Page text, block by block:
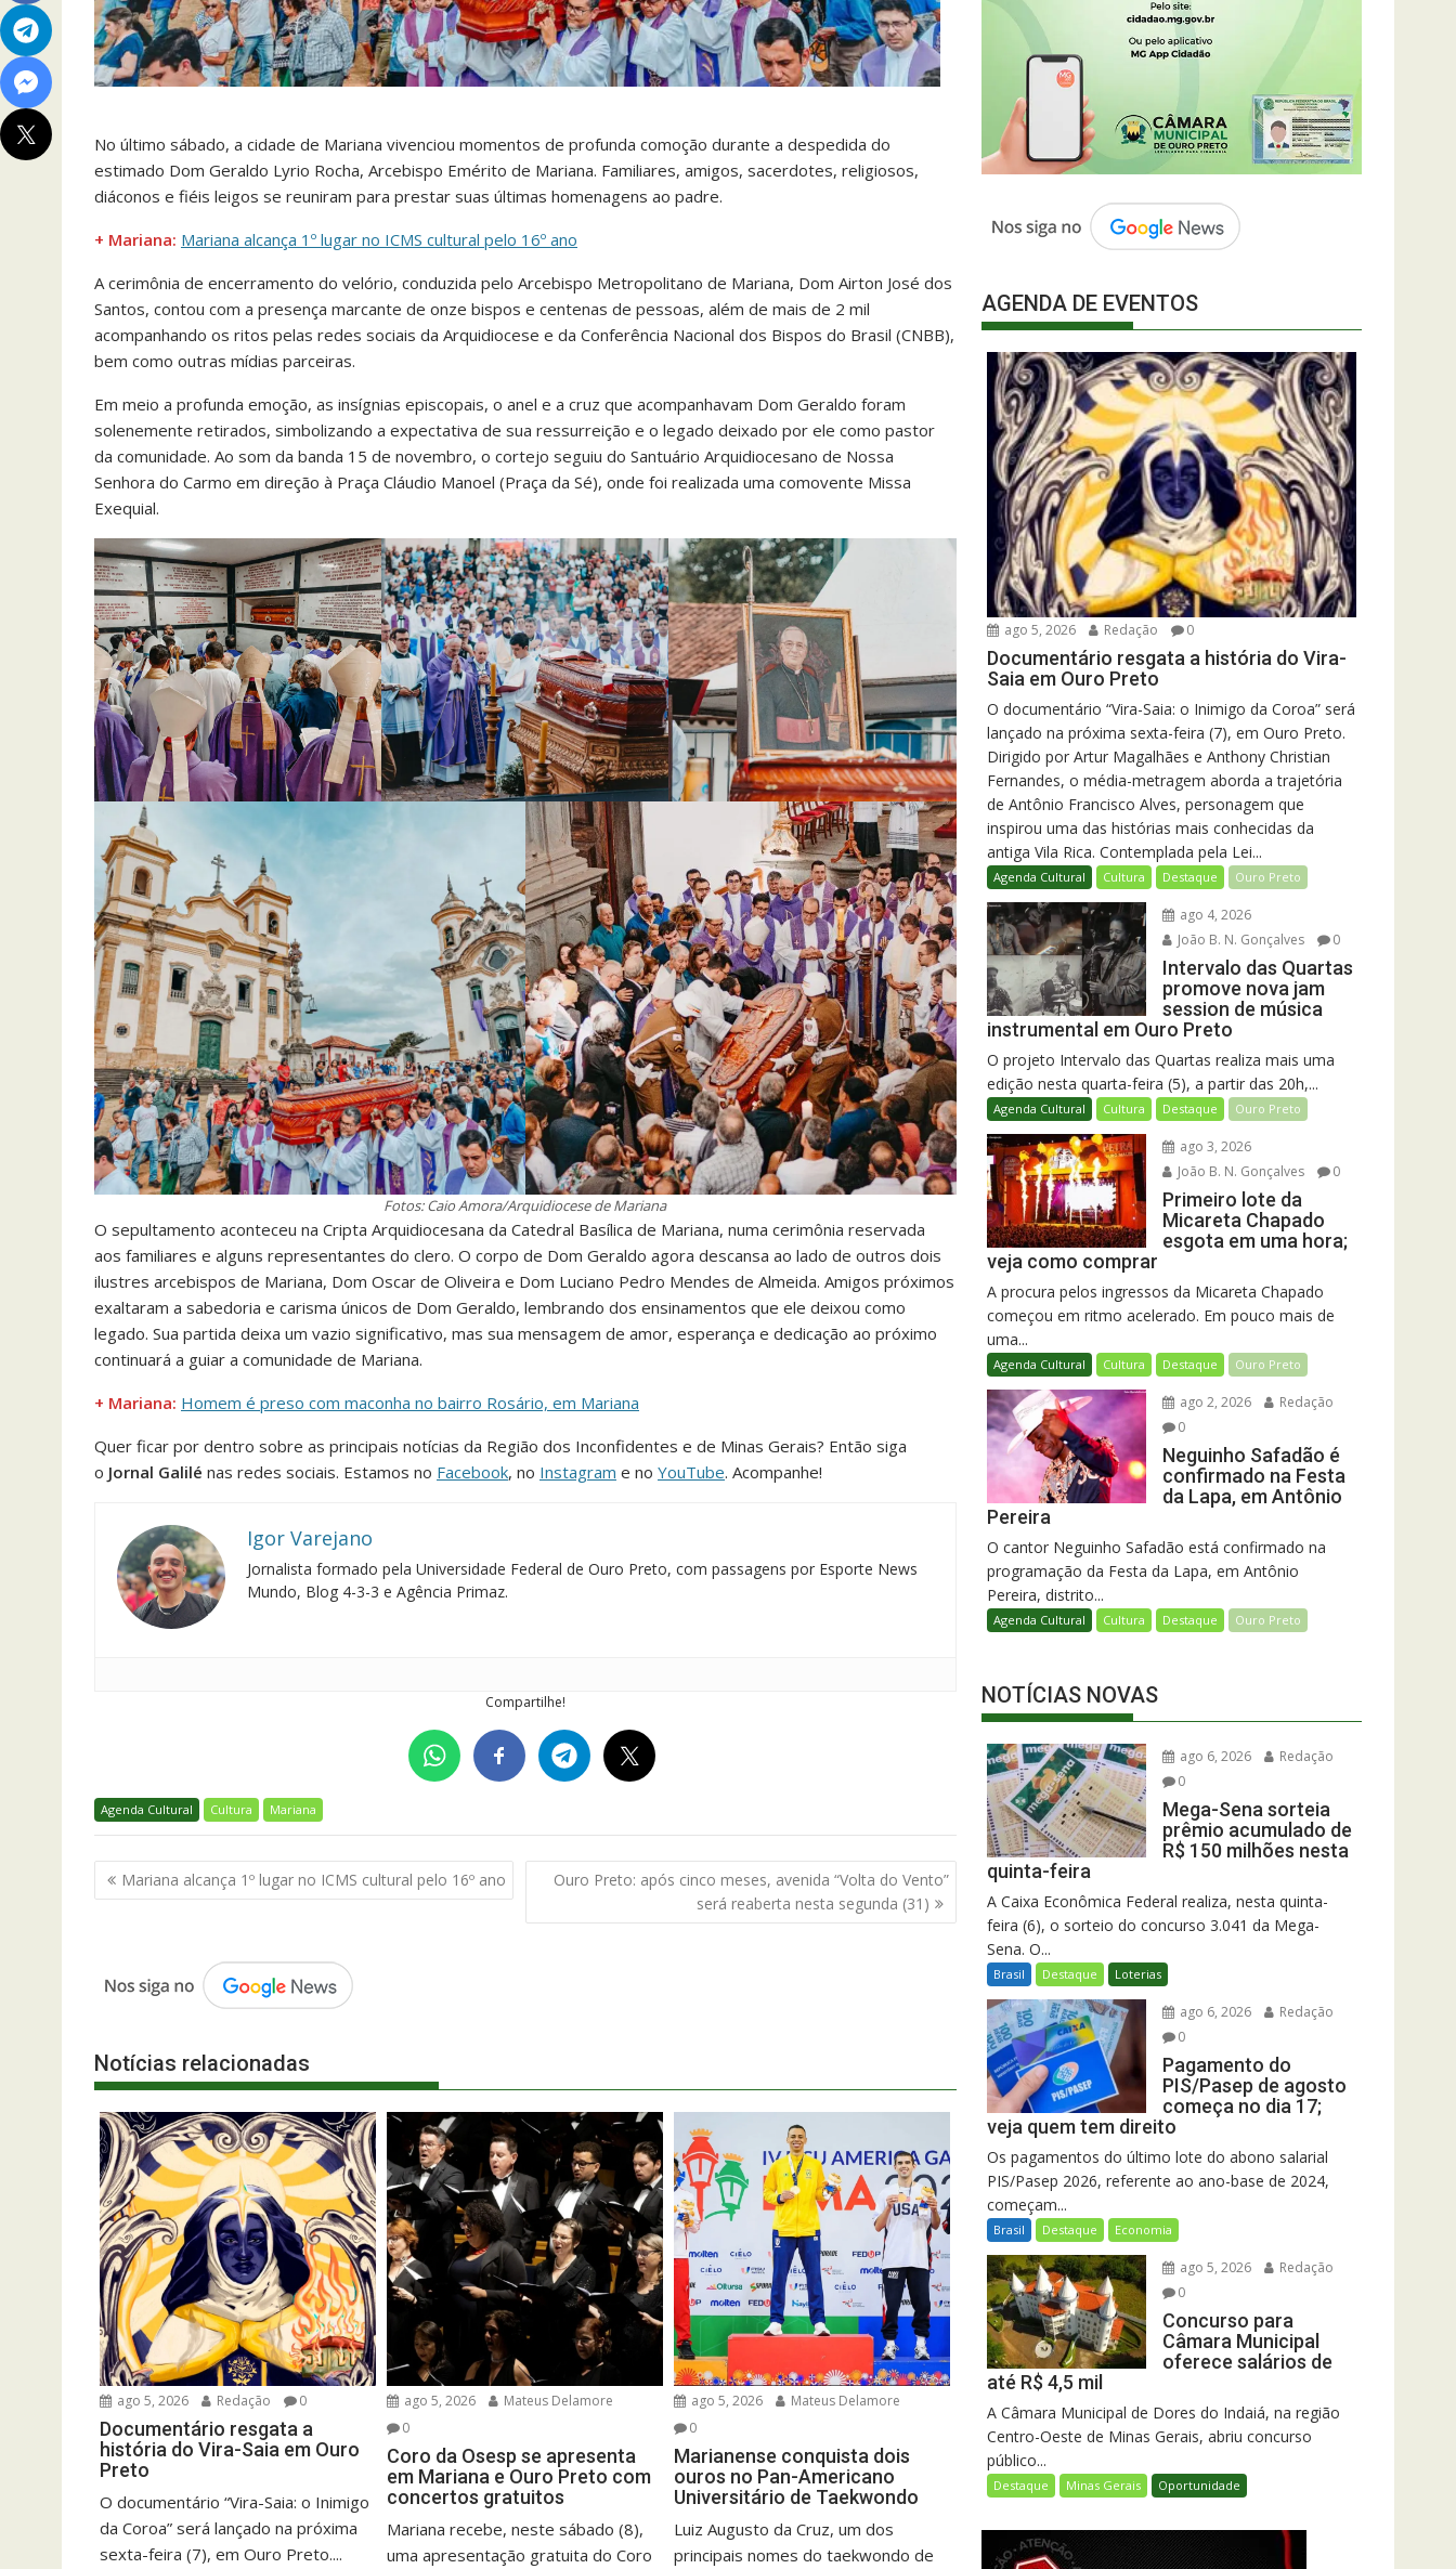
No último sábado, a cidade de Mariana vivenciou momentos de profunda comoção durante a despedida do
estimado Dom Geraldo Lyrio Rocha, Arcebispo Emérito de Mariana. Familiares, amigos, sacerdotes, religiosos,
diáconos e fiéis leigos se reuniram para prestar suas últimas homenagens ao padre.
+ Mariana: Mariana alcança 1º lugar no ICMS cultural pelo 16º ano
A cerimônia de encerramento do velório, conduzida pelo Arcebispo Metropolitano de Mariana, Dom Airton José dos
Santos, contou com a presença marcante de onze bispos e centenas de pessoas, além de mais de 2 mil
acompanhando os ritos pelas redes sociais da Arquidiocese e da Conferência Nacional dos Bispos do Brasil (CNBB),
bem como outras mídias parceiras.
Em meio a profunda emoção, as insígnias episcopais, o anel e a cruz que acompanhavam Dom Geraldo foram
solenemente retirados, simbolizando a expectativa de sua ressurreição e o legado deixado por ele como pastor
da comunidade. Ao som da banda 15 de novembro, o cortejo seguiu do Santuário Arquidiocesano de Nossa
Senhora do Carmo em direção à Praça Cláudio Manoel (Praça da Sé), onde foi realizada uma comovente Missa
Exequial.
Fotos: Caio Amora/Arquidiocese de Mariana
O sepultamento aconteceu na Cripta Arquidiocesana da Catedral Basílica de Mariana, numa cerimônia reservada
aos familiares e alguns representantes do clero. O corpo de Dom Geraldo agora descansa ao lado de outros dois
ilustres arcebispos de Mariana, Dom Oscar de Oliveira e Dom Luciano Pedro Mendes de Almeida. Amigos próximos
exaltaram a sabedoria e carisma únicos de Dom Geraldo, lembrando dos ensinamentos que ele deixou como
legado. Sua partida deixa um vazio significativo, mas sua mensagem de amor, esperança e dedicação ao próximo
continuará a guiar a comunidade de Mariana.
+ Mariana: Homem é preso com maconha no bairro Rosário, em Mariana
Quer ficar por dentro sobre as principais notícias da Região dos Inconfidentes e de Minas Gerais? Então siga
o Jornal Galilé nas redes sociais. Estamos no Facebook, no Instagram e no YouTube. Acompanhe!
Igor Varejano
Jornalista formado pela Universidade Federal de Ouro Preto, com passagens por Esporte News
Mundo, Blog 4-3-3 e Agência Primaz.
Compartilhe!
Agenda Cultural Cultura Mariana
Navegação
de
Mariana alcança 1º lugar no ICMS cultural pelo 16º ano
Ouro Preto: após cinco meses, avenida “Volta do Vento”
será reaberta nesta segunda (31)
Notícias relacionadas
ago 5, 2026 Redação 0
Documentário resgata a
história do Vira-Saia em Ouro
Preto
O documentário “Vira-Saia: o Inimigo
da Coroa” será lançado na próxima
sexta-feira (7), em Ouro Preto....
ago 5, 2026
Mateus Delamore
0
Coro da Osesp se apresenta
em Mariana e Ouro Preto com
concertos gratuitos
Mariana recebe, neste sábado (8),
uma apresentação gratuita do Coro
ago 5, 2026
Mateus Delamore
0
Marianense conquista dois
ouros no Pan-Americano
Universitário de Taekwondo
Luiz Augusto da Cruz, um dos
principais nomes do taekwondo de
AGENDA DE EVENTOS
ago 5, 2026 Redação 0
Documentário resgata a história do Vira-
Saia em Ouro Preto
O documentário “Vira-Saia: o Inimigo da Coroa” será
lançado na próxima sexta-feira (7), em Ouro Preto.
Dirigido por Artur Magalhães e Anthony Christian
Fernandes, o média-metragem aborda a trajetória
de Antônio Francisco Alves, personagem que
inspirou uma das histórias mais conhecidas da
antiga Vila Rica. Contemplada pela Lei...
Agenda Cultural Cultura Destaque Ouro Preto
ago 4, 2026
João B. N. Gonçalves
0
Intervalo das Quartas
promove nova jam
session de música
instrumental em Ouro Preto
O projeto Intervalo das Quartas realiza mais uma
edição nesta quarta-feira (5), a partir das 20h,...
Agenda Cultural Cultura Destaque Ouro Preto
ago 3, 2026
João B. N. Gonçalves
0
Primeiro lote da
Micareta Chapado
esgota em uma hora;
veja como comprar
A procura pelos ingressos da Micareta Chapado
começou em ritmo acelerado. Em pouco mais de
uma...
Agenda Cultural Cultura Destaque Ouro Preto
ago 2, 2026
Redação
0
Neguinho Safadão é
confirmado na Festa
da Lapa, em Antônio
Pereira
O cantor Neguinho Safadão está confirmado na
programação da Festa da Lapa, em Antônio
Pereira, distrito...
Agenda Cultural Cultura Destaque Ouro Preto
NOTÍCIAS NOVAS
ago 6, 2026
Redação
0
Mega-Sena sorteia
prêmio acumulado de
R$ 150 milhões nesta
quinta-feira
A Caixa Econômica Federal realiza, nesta quinta-
feira (6), o sorteio do concurso 3.041 da Mega-
Sena. O...
Brasil Destaque Loterias
ago 6, 2026
Redação
0
Pagamento do
PIS/Pasep de agosto
começa no dia 17;
veja quem tem direito
Os pagamentos do último lote do abono salarial
PIS/Pasep 2026, referente ao ano-base de 2024,
começam...
Brasil Destaque Economia
ago 5, 2026
Redação
0
Concurso para
Câmara Municipal
oferece salários de
até R$ 4,5 mil
A Câmara Municipal de Dores do Indaiá, na região
Centro-Oeste de Minas Gerais, abriu concurso
público...
Destaque Minas Gerais Oportunidade